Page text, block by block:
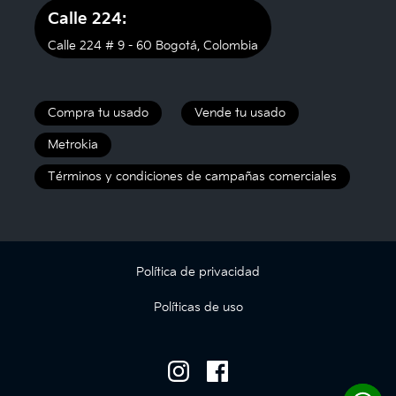
Calle 224:
Calle 224 # 9 - 60 Bogotá, Colombia
Compra tu usado Vende tu usado
Metrokia
Términos y condiciones de campañas comerciales
Política de privacidad
Políticas de uso